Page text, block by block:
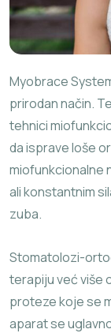
Myobrace
prirodan način.
tehnici
da isprave loše
miofunkcionalne
ali konstantnim
zuba.
Stomatolozi-
terapiju već više
proteze koje se
aparat se